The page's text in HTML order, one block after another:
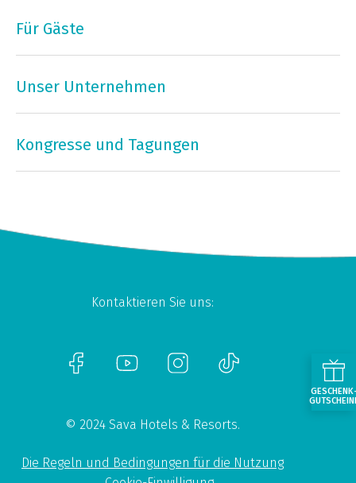
Für Gäste
Unser Unternehmen
Kongresse und Tagungen
Kontaktieren Sie uns:
© 2024 Sava Hotels & Resorts.
Die Regeln und Bedingungen für die Nutzung